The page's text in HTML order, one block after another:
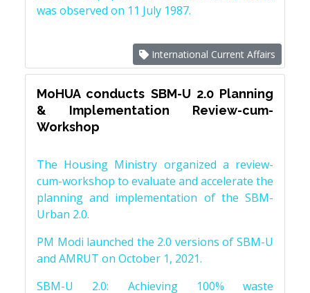
was observed on 11 July 1987.
International Current Affairs
MoHUA conducts SBM-U 2.0 Planning
& Implementation Review-cum-
Workshop
The Housing Ministry organized a review-
cum-workshop to evaluate and accelerate the
planning and implementation of the SBM-
Urban 2.0.
PM Modi launched the 2.0 versions of SBM-U
and AMRUT on October 1, 2021.
SBM-U 2.0: Achieving 100% waste